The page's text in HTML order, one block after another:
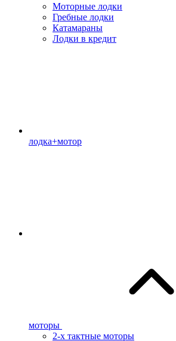
Моторные лодки
Гребные лодки
Катамараны
Лодки в кредит
лодка+мотор
моторы
2-х тактные моторы